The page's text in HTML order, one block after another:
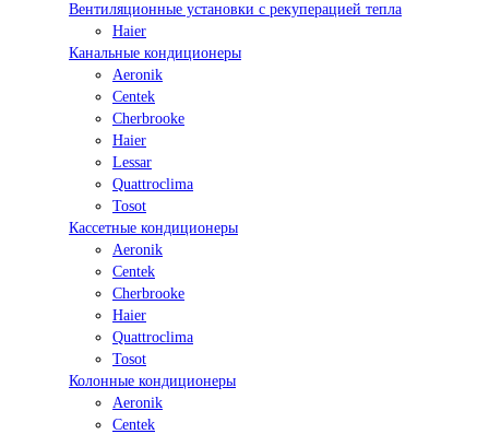
Вентиляционные установки с рекуперацией тепла
Haier
Канальные кондиционеры
Aeronik
Centek
Cherbrooke
Haier
Lessar
Quattroclima
Tosot
Кассетные кондиционеры
Aeronik
Centek
Cherbrooke
Haier
Quattroclima
Tosot
Колонные кондиционеры
Aeronik
Centek